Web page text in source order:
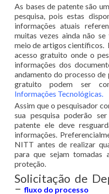
As bases de patente são
pesquisa, pois estas
informações atuais
muitas vezes ainda não
meio de artigos científicos.
acesso gratuito onde o
informações dos
andamento do processo de
gratuito podem ser
Informações Tecnológicas.
Assim que o pesquisador
sua pesquisa poderão
patente ele deve
informações.
NITT antes de realizar
para que sejam tomadas
proteção.
Solicitação de
– fluxo do processo